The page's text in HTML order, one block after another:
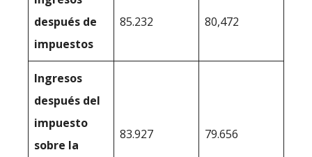
después de
impuestos
85.232 80,472
Ingresos
después del
impuesto
sobre la
83.927 79.656